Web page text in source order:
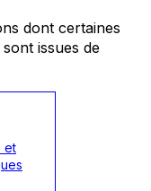
dont certaines
issues de
et